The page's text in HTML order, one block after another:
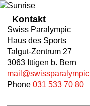
Kontakt
Swiss Paralympic
Haus des Sports
Talgut-Zentrum 27
3063 Ittigen b. Bern
Phone 031 533 70 80